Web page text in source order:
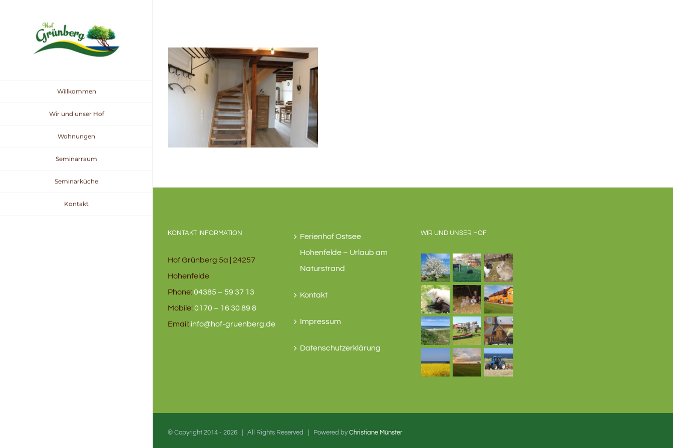
Willkommen
Wir und unser Hof
Wohnungen
Seminarraum
Seminarküche
Kontakt
KONTAKT INFORMATION
Hof Grünberg 5a | 24257
Hohenfelde
Phone:04385 – 59 37 13
Mobile:0170 – 16 30 89 8
Email: info@hof-gruenberg.de
Ferienhof Ostsee
Hohenfelde – Urlaub am
Naturstrand
Kontakt
Impressum
Datenschutzerklärung
WIR UND UNSER HOF
© Copyright 2014 - 2026 | All Rights Reserved | Powered byChristiane Münster